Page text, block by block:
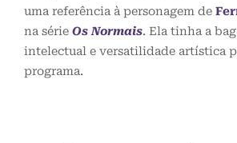
uma referência à personagem de
na série Os Normais. Ela tinha a
intelectual e versatilidade artística
programa.